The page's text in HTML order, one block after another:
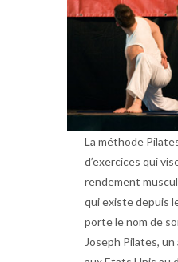
La méthode
d’exercices qui
rendement
qui existe depuis
porte le nom de
Joseph Pilates,